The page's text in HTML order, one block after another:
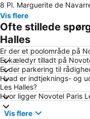
4 Arrondissement de l'Hôtel
9 Arrondissement de
Stade de France stadion
Gare de Lyon togstation
Montparnasse
Notre-Dame Cathedral
7 Arrondissement du Palais
2 Arrondissement de la
8 Pl. Marguerite de
Vis flere
Ofte stillede
Halles
Er der et poolområde på
Er kæledyr tilladt på
Er der parkering til
Hvad er indtjeknings- og
Les Halles?
Hvor ligger Novotel Paris
Vis flere